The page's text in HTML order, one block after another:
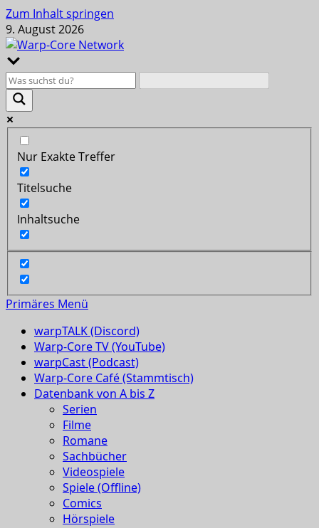
Zum Inhalt springen
9. August 2026
Nur Exakte Treffer
Titelsuche
Inhaltsuche
Primäres Menü
warpTALK (Discord)
Warp-Core TV (YouTube)
warpCast (Podcast)
Warp-Core Café (Stammtisch)
Datenbank von A bis Z
Serien
Filme
Romane
Sachbücher
Videospiele
Spiele (Offline)
Comics
Hörspiele